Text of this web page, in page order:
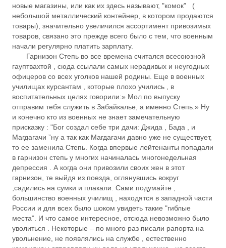
новые магазины, или как их здесь называют, "комок” (
небольшой металлический контейнер, в котором продаются
товары), значительно увеличился ассортимент привозимых
товаров, связано это прежде всего было с тем, что военным
начали регулярно платить зарплату.
Гарнизон Степь во все времена считался всесоюзной
гауптвахтой , сюда ссылали самых нерадивых и неугодных
офицеров со всех уголков нашей родины. Еще в военных
училищах курсантам , которые плохо учились , в
воспитательных целях говорили:» Мол по выпуску
отправим тебя служить в Забайкалье, а именно Степь.» Ну
и конечно кто из военных не знает замечательную
присказку : "Бог создал себе три дачи: Джида , Бада , и
Магдагачи ”ну а так как Магдагачи давно уже не существует,
то ее заменила Степь. Когда впервые лейтенанты попадали
в гарнизон степь у многих начиналась многонедельная
депрессия . А когда они привозили своих жен в этот
гарнизон, те выйдя из поезда, оглянувшись вокруг
,садились на сумки и плакали. Сами подумайте ,
большинство военных училищ , находятся в западной части
России и для всех было шоком увидеть такие "гиблые
места”. И что самое интересное, отсюда невозможно было
уволиться . Некоторые – по много раз писали рапорта на
увольнение, не появлялись на службе , естественно